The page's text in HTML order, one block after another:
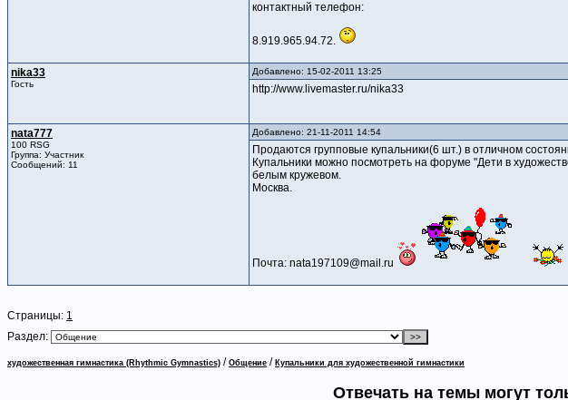
контактный телефон:
8.919.965.94.72.
nika33
Гость
Добавлено: 15-02-2011 13:25
http://www.livemaster.ru/nika33
nata777
100 RSG
Группа: Участник
Сообщений: 11
Добавлено: 21-11-2011 14:54
Продаются групповые купальники(6 шт.) в отличном
Купальники можно посмотреть на форуме "Дети в
белым кружевом.
Москва.
Почта: nata197109@mail.ru
Страницы: 1
Раздел:
художественная гимнастика (Rhythmic Gymnastics) / Общение / Купальники для художественной гимнастики
Отвечать на темы могут